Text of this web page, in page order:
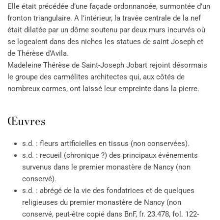
Elle était précédée d’une façade ordonnancée, surmontée d’un
fronton triangulaire. A l’intérieur, la travée centrale de la nef
était dilatée par un dôme soutenu par deux murs incurvés où
se logeaient dans des niches les statues de saint Joseph et
de Thérèse d’Avila.
Madeleine Thérèse de Saint-Joseph Jobart rejoint désormais
le groupe des carmélites architectes qui, aux côtés de
nombreux carmes, ont laissé leur empreinte dans la pierre.
Œuvres
s.d. : fleurs artificielles en tissus (non conservées).
s.d. : recueil (chronique ?) des principaux événements
survenus dans le premier monastère de Nancy (non
conservé).
s.d. : abrégé de la vie des fondatrices et de quelques
religieuses du premier monastère de Nancy (non
conservé, peut-être copié dans BnF, fr. 23.478, fol. 122-